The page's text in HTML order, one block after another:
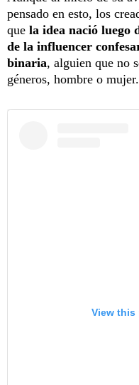
pensado en esto, los
que la idea nació luego
de la influencer
binaria, alguien que no
géneros, hombre o mujer.
View this